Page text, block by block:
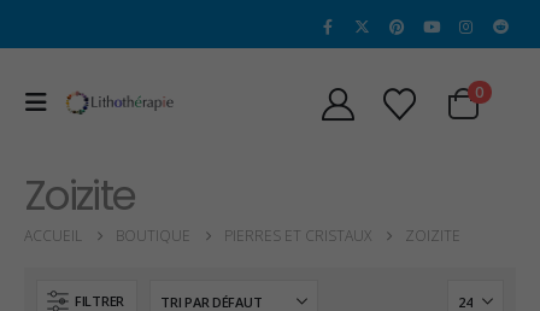
0
Zoizite
ACCUEIL BOUTIQUE PIERRES ET CRISTAUX ZOIZITE
FILTRER